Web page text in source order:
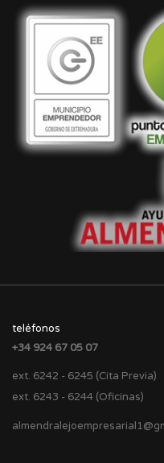
teléfonos
+34 924 67 05 07
ext. 6242 - 6245 (Cita Previa)
ext. 6243 - 6244 (Oficinas)